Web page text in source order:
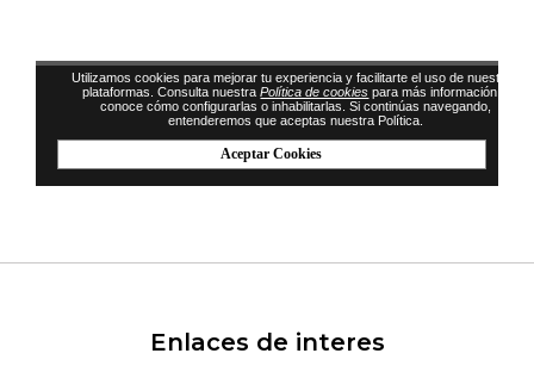
Enlaces de interes